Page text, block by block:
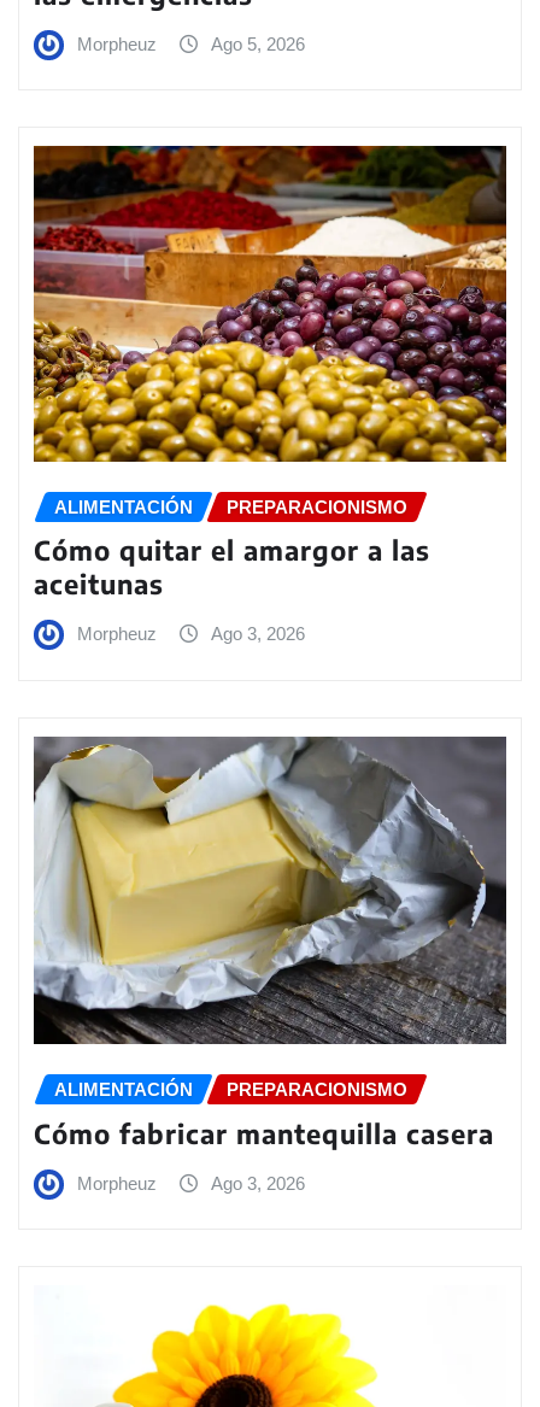
Morpheuz Ago 5, 2026
ALIMENTACIÓN PREPARACIONISMO
Cómo quitar el amargor a las
aceitunas
Morpheuz Ago 3, 2026
ALIMENTACIÓN PREPARACIONISMO
Cómo fabricar mantequilla casera
Morpheuz Ago 3, 2026